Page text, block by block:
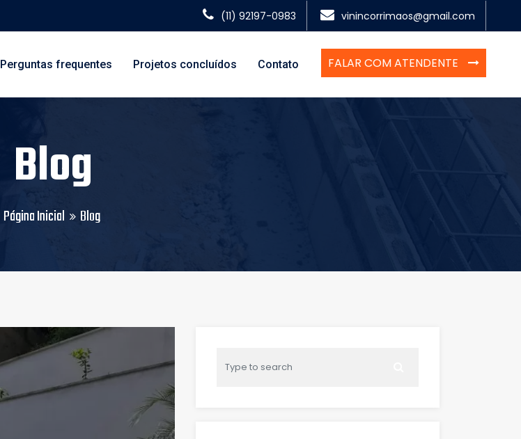
(11) 92197-0983 vinincorrimaos@gmail.com
FALAR COM ATENDENTE
Perguntas frequentes Projetos concluídos Contato
Blog
Página Inicial Blog